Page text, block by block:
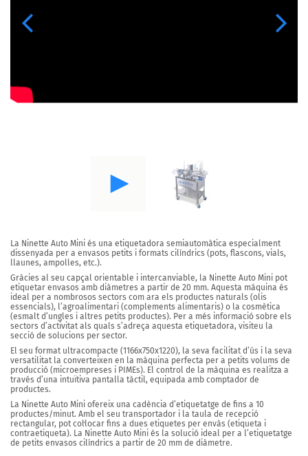
Previous Next
La Ninette Auto Mini és una etiquetadora semiautomàtica especialment
dissenyada per a envasos petits i formats cilíndrics (pots, flascons, vials,
llaunes, ampolles, etc.).
Gràcies al seu capçal orientable i intercanviable, la Ninette Auto Mini pot
etiquetar envasos amb diàmetres a partir de 20 mm. Aquesta màquina és
ideal per a nombrosos sectors com ara els productes naturals (olis
essencials), l’agroalimentari (complements alimentaris) o la cosmètica
(esmalt d’ungles i altres petits productes). Per a més informació sobre els
sectors d’activitat als quals s’adreça aquesta etiquetadora, visiteu la
secció de solucions per sector.
El seu format ultracompacte (1166x750x1220), la seva facilitat d’ús i la seva
versatilitat la converteixen en la màquina perfecta per a petits volums de
producció (microempreses i PIMEs). El control de la màquina es realitza a
través d’una intuïtiva pantalla tàctil, equipada amb comptador de
productes.
La Ninette Auto Mini ofereix una cadència d’etiquetatge de fins a 10
productes/minut. Amb el seu transportador i la taula de recepció
rectangular, pot col·locar fins a dues etiquetes per envàs (etiqueta i
contraetiqueta). La Ninette Auto Mini és la solució ideal per a l’etiquetatge
de petits envasos cilíndrics a partir de 20 mm de diàmetre.